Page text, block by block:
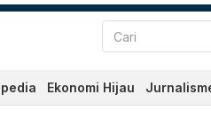
Ekonomi Hijau